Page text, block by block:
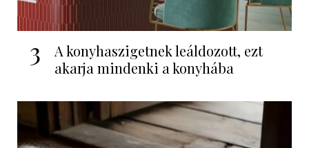
3
A konyhaszigetnek leáldozott, ezt
akarja mindenki a konyhába